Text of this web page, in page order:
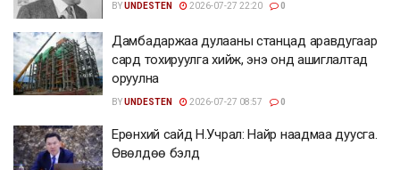
BYUNDESTEN 2026-07-27 22:20 0
Дамбадаржаа дулааны станцад аравдугаар
сард тохируулга хийж, энэ онд ашиглалтад
оруулна
BYUNDESTEN 2026-07-27 08:57 0
Ерөнхий сайд Н.Учрал: Найр наадмаа дуусга.
Өвөлдөө бэлд